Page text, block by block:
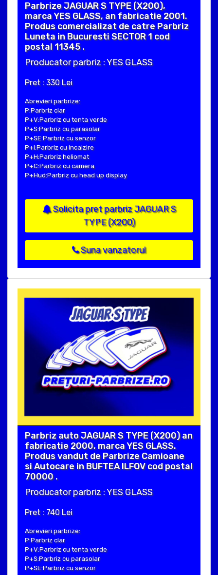
Parbrize JAGUAR S TYPE (X200),
marca YES GLASS, an fabricatie 2001.
Produs comercializat de catre Parbriz
Luneta in Bucuresti SECTOR 1 cod
postal 11345 .
Producator parbriz : YES GLASS
Pret : 330 Lei
Abrevieri parbrize:
P:Parbriz clar
P+V:Parbriz cu tenta verde
P+S:Parbriz cu parasolar
P+SE:Parbriz cu senzor
P+I:Parbriz cu incalzire
P+H:Parbriz heliomat
P+C:Parbriz cu camera
P+Hud:Parbriz cu head up display
Solicita pret parbriz JAGUAR S
TYPE (X200)
Suna vanzatorul
Parbriz auto JAGUAR S TYPE (X200) an
fabricatie 2000, marca YES GLASS.
Produs vandut de Parbrize Camioane
si Autocare in BUFTEA ILFOV cod postal
70000 .
Producator parbriz : YES GLASS
Pret : 740 Lei
Abrevieri parbrize:
P:Parbriz clar
P+V:Parbriz cu tenta verde
P+S:Parbriz cu parasolar
P+SE:Parbriz cu senzor